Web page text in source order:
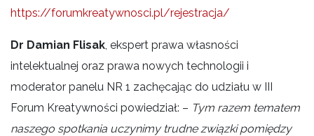
https://forumkreatywnosci.pl/rejestracja/
Dr Damian Flisak, ekspert prawa własności
intelektualnej oraz prawa nowych technologii i
moderator panelu NR 1 zachęcając do udziału w III
Forum Kreatywności powiedział: – Tym razem tematem
naszego spotkania uczynimy trudne związki pomiędzy